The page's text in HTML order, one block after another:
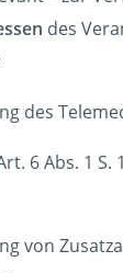
des
des
6 Abs. 1
von